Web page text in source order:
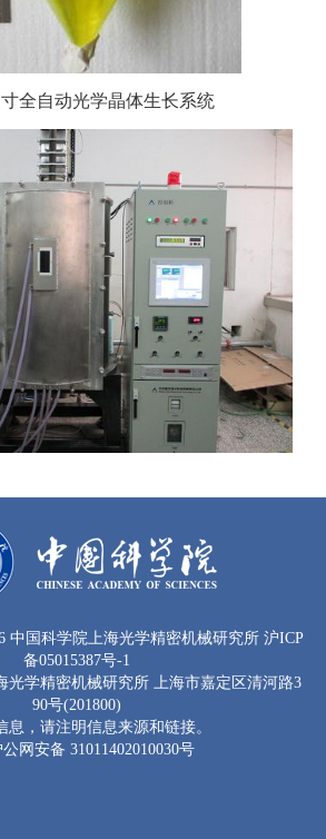
全自动光学晶体生长系统
中国科学院上海光学精密机械研究所 沪ICP
备05015387号-1
光学精密机械研究所 上海市嘉定区清河路3
90号(201800)
息，请注明信息来源和链接。
网安备 31011402010030号